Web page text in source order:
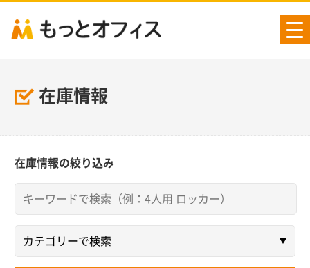
在庫情報
在庫情報の絞り込み